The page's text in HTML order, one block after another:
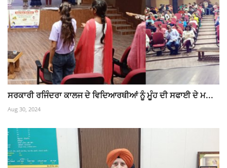
ਸਰਕਾਰੀ ਰਜਿੰਦਰਾ ਕਾਲਜ ਦੇ ਵਿਦਿਆਰਥੀਆਂ ਨੂੰ ਮੂੰਹ ਦੀ ਸਫਾਈ ਦੇ ਮ...
Aug 30, 2024